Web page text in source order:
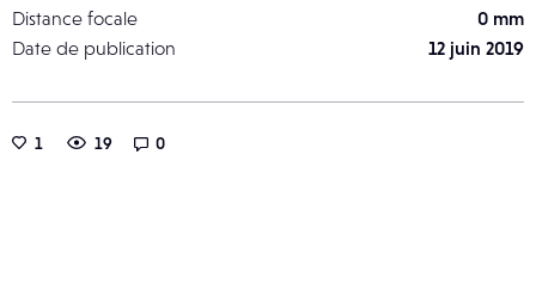
Distance focale
0 mm
Date de publication
12 juin 2019
1 19 0